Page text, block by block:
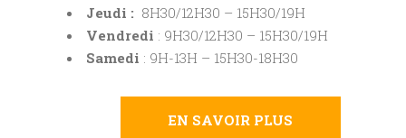
Jeudi : 8H30/12H30 – 15H30/19H
Vendredi : 9H30/12H30 – 15H30/19H
Samedi : 9H-13H – 15H30-18H30
EN SAVOIR PLUS